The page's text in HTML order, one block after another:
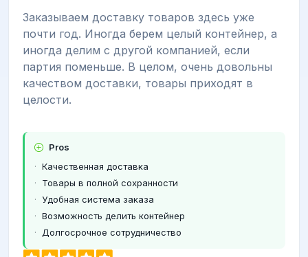
Заказываем доставку товаров здесь уже
почти год. Иногда берем целый контейнер, а
иногда делим с другой компанией, если
партия поменьше. В целом, очень довольны
качеством доставки, товары приходят в
целости.
Pros
Качественная доставка
Товары в полной сохранности
Удобная система заказа
Возможность делить контейнер
Долгосрочное сотрудничество